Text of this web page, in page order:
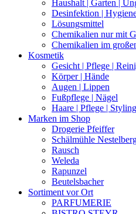
Haushalt | Garten |
Desinfektion |
Lösungsmittel
Chemikalien nur mit
Chemikalien im
Kosmetik
Gesicht | Pflege |
Körper | Hände
Augen | Lippen
Fußpflege | Nägel
Haare | Pflege | Styling
Marken im Shop
Drogerie Pfeiffer
Schälmühle
Rausch
Weleda
Rapunzel
Beutelsbacher
Sortiment vor Ort
PARFUMERIE